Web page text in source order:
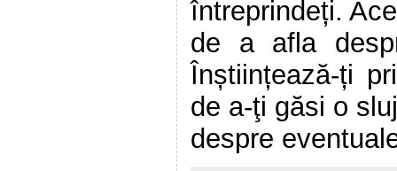
întreprindeți.
de a afla
Înștiințează-ți
de a-ţi găsi o
despre